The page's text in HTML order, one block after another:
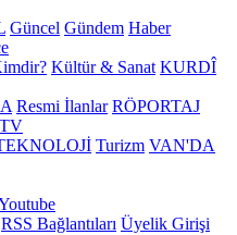
Güncel Gündem Haber
Kültür & Sanat KURDÎ
Resmi İlanlar RÖPORTAJ
Turizm VAN'DA
RSS Bağlantıları Üyelik Girişi